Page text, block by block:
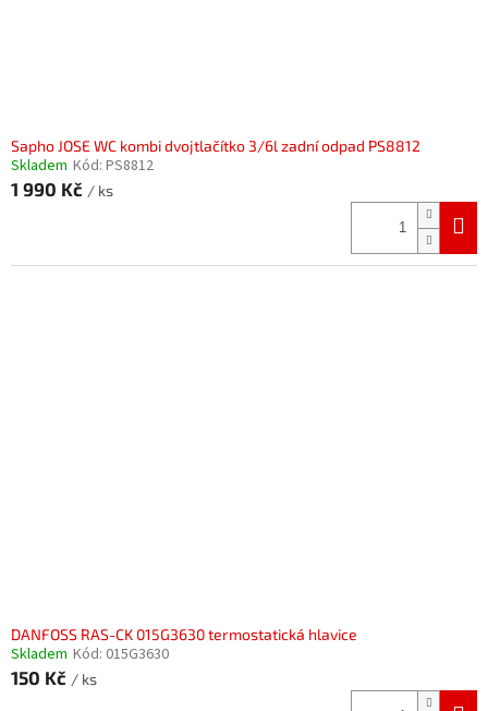
Sapho JOSE WC kombi dvojtlačítko 3/6l zadní odpad PS8812
Skladem Kód: PS8812
1 990 Kč / ks
DANFOSS RAS-CK 015G3630 termostatická hlavice
Skladem Kód: 015G3630
150 Kč / ks